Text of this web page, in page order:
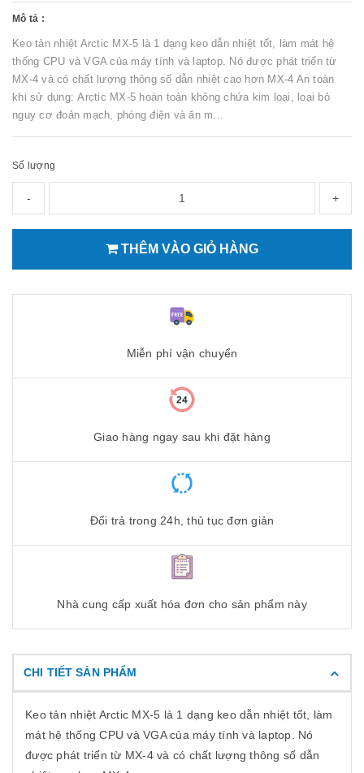
Mô tả :
Keo tản nhiệt Arctic MX-5 là 1 dạng keo dẫn nhiệt tốt, làm mát hệ
thống CPU và VGA của máy tính và laptop. Nó được phát triển từ
MX-4 và có chất lượng thông số dẫn nhiệt cao hơn MX-4 An toàn
khi sử dụng: Arctic MX-5 hoàn toàn không chứa kim loại, loại bỏ
nguy cơ đoản mạch, phóng điện và ăn m...
Số lượng
- +
THÊM VÀO GIỎ HÀNG
Miễn phí vận chuyển
Giao hàng ngay sau khi đặt hàng
Đổi trả trong 24h, thủ tục đơn giản
Nhà cung cấp xuất hóa đơn cho sản phẩm này
CHI TIẾT SẢN PHẨM
Keo tản nhiệt Arctic MX-5 là 1 dạng keo dẫn nhiệt tốt, làm
mát hệ thống CPU và VGA của máy tính và laptop. Nó
được phát triển từ MX-4 và có chất lượng thông số dẫn